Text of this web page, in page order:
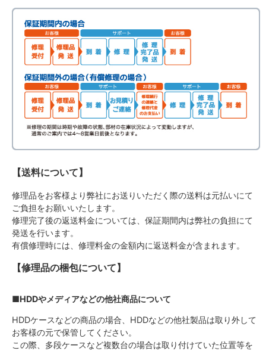
【送料について】
修理品をお客様より弊社にお送りいただく際の送料は元払いにて
ご負担をお願いいたします。
修理完了後の返送料金については、保証期間内は弊社の負担にて
発送を行います。
有償修理時には、修理料金の金額内に返送料金が含まれます。
【修理品の梱包について】
■HDDやメディアなどの他社商品について
HDDケースなどの商品の場合、HDDなどの他社製品は取り外して
お客様の元で保管してください。
この際、多段ケースなど複数台の場合は取り付けていた位置等を